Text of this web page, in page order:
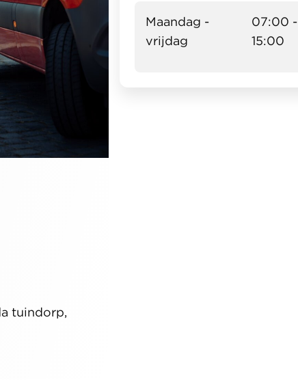
tuindorp,
Maandag -
vrijdag
07:00 -
15:00